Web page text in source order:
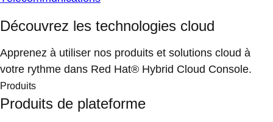
Découvrez les technologies cloud
Apprenez à utiliser nos produits et solutions cloud à
votre rythme dans Red Hat® Hybrid Cloud Console.
Produits
Produits de plateforme